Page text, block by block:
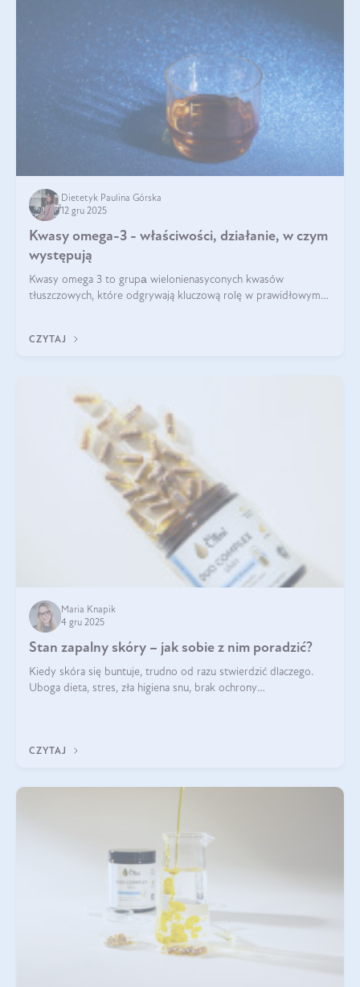
Dietetyk Paulina Górska
12 gru 2025
Kwasy omega-3 - właściwości, działanie, w czym
występują
Kwasy omega 3 to grupа wielonienasyconych kwasów
tłuszczowych, które odgrywają kluczową rolę w prawidłowym
CZYTAJ
Maria Knapik
4 gru 2025
Stan zapalny skóry – jak sobie z nim poradzić?
Kiedy skóra się buntuje, trudno od razu stwierdzić dlaczego.
Uboga dieta, stres, zła higiena snu, brak ochrony
CZYTAJ